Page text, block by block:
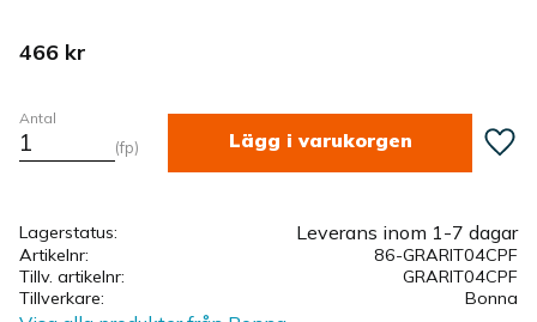
466 kr
Antal
fp Lägg
Lagerstatus Leverans inom 1-7 dagar
Artikelnr
86-GRARIT04CPF
Tillv. artikelnr
GRARIT04CPF
Tillverkare
Bonna